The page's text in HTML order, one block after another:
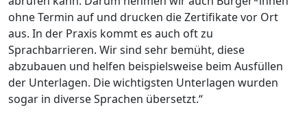
ohne Termin auf und drucken die Zertifikate vor Ort
aus. In der Praxis kommt es auch oft zu
Sprachbarrieren. Wir sind sehr bemüht, diese
abzubauen und helfen beispielsweise beim Ausfüllen
der Unterlagen. Die wichtigsten Unterlagen wurden
sogar in diverse Sprachen übersetzt.“